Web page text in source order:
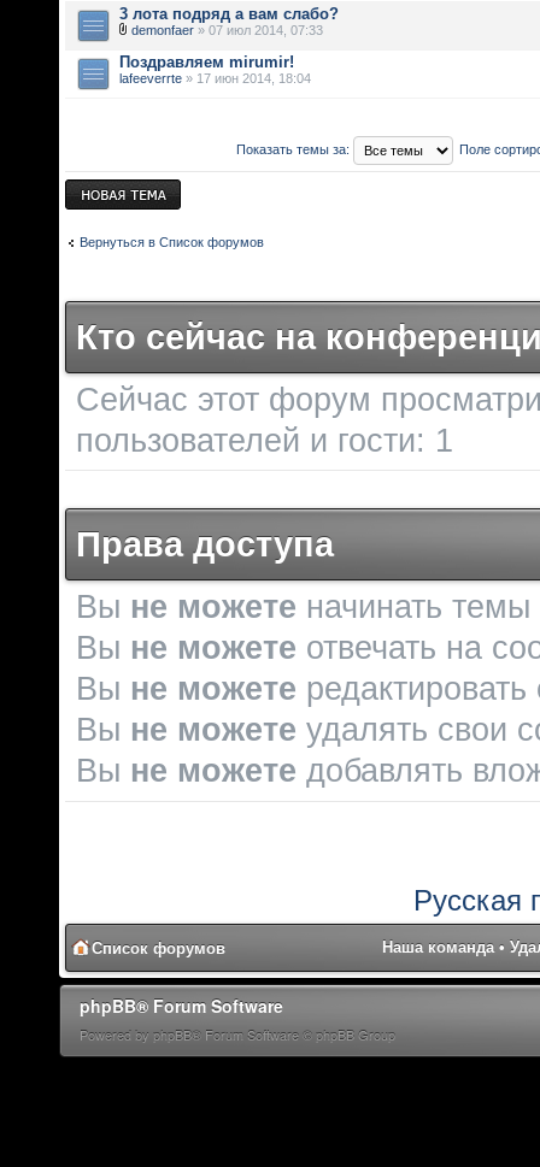
3 лота подряд а вам слабо?
demonfaer » 07 июл 2014, 07:33
Поздравляем mirumir!
lafeeverrte » 17 июн 2014, 18:04
Показать темы за: Поле
Новая тема
Вернуться в Список форумов
Кто сейчас на
Сейчас этот форум
пользователей и гости: 1
Права доступа
Вы не можете начинать темы
Вы не можете отвечать на
Вы не можете
Вы не можете удалять свои
Вы не можете добавлять
Русская
Список форумов Наша команда •
phpBB® Forum Software
Powered by phpBB® Forum Software © phpBB Group